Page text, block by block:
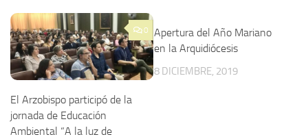
0
El Arzobispo participó de la
jornada de Educación
Ambiental “A la luz de
Apertura del Año Mariano
en la Arquidiócesis
8 DICIEMBRE, 2019